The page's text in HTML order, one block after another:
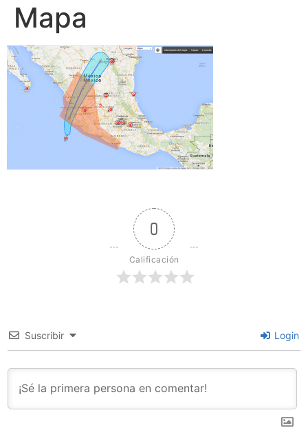
Mapa
0
Calificación
Suscribir Login